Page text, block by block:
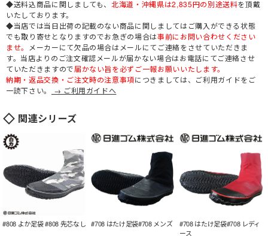
◆送料込商品に関しましても、北海道・沖縄県は2,835円の別途送料を頂戴
いたしております。
◆当店では当日出荷の記載のない商品に関しましてはご購入ができる状態
でも取り寄せとなりますのでお急ぎの場合は事前にお問い合わせください
ませ。
メーカーにて欠品の場合はメールにてご連絡をさせていただきま
す。当店よりのご注文確認メールが届かない場合はお電話にてご連絡させ
ていただきますので届かない旨を必ずご一報お願いいたします。
納期・返品交換・ご注文時の注意事項につきましては、ご利用ガイドをご
一読下さい。
→ ご利用ガイドへ
関連シリーズ
#808 よか足袋 #808 先芯なし #708 はたけ足袋#708 メンズ
#708 はたけ足袋#708 レディ
ース